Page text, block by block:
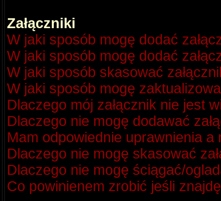
Załączniki
W jaki sposób mogę dodać
W jaki sposób mogę dodać
W jaki sposób skasować
W jaki sposób mogę
Dlaczego mój załącznik nie jest
Dlaczego nie mogę dodawać
Mam odpowiednie uprawnienia a
Dlaczego nie mogę skasować
Dlaczego nie mogę ściągać/
Co powinienem zrobić jeśli